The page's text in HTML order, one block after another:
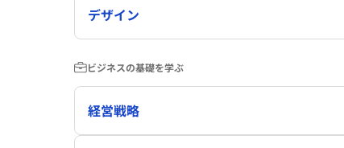
デザイン
ビジネスの基礎を学ぶ
経営戦略